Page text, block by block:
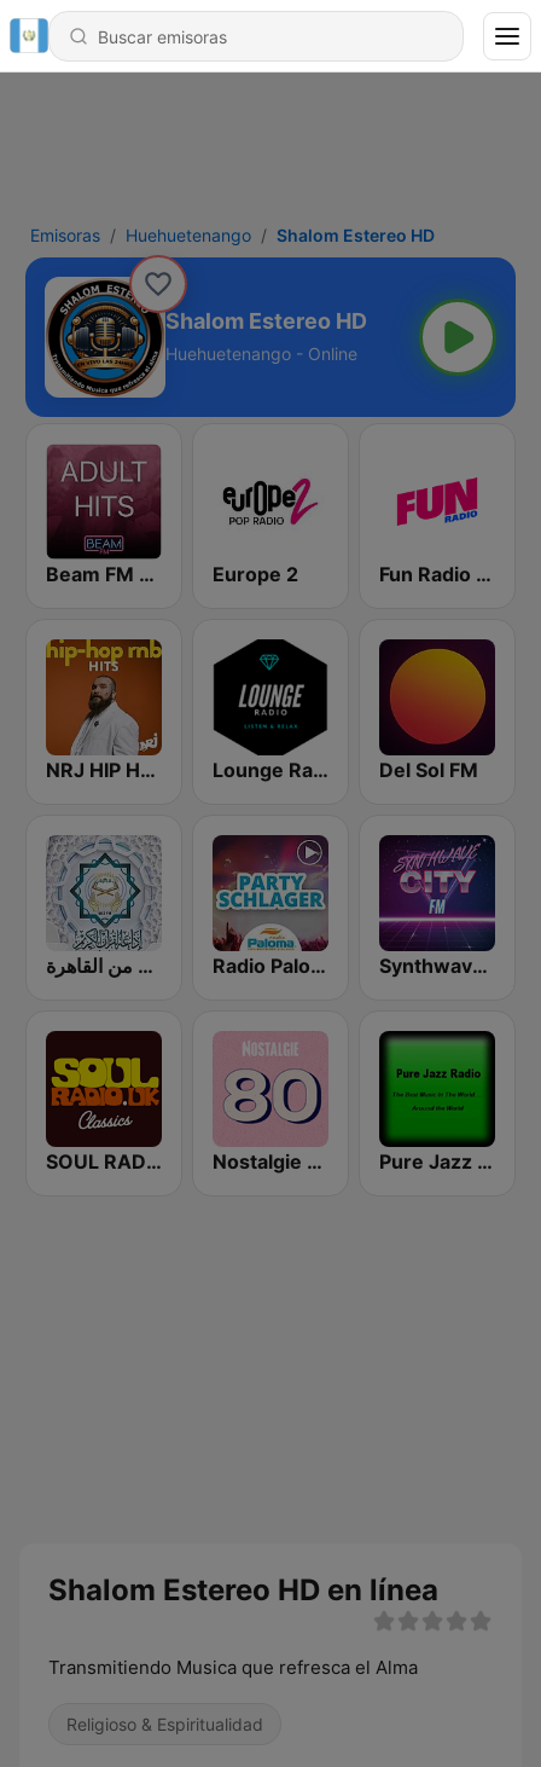
Emisoras Huehuetenango Shalom Estereo HD
Shalom Estereo HD
Huehuetenango - Online
Beam FM - Adult Hits Europe 2 Fun Radio FRANCE
NRJ HIP HOP RNB HITS Lounge Radio Del Sol FM
إذاعة القرآن الكريم من القاهرة Radio Paloma Partyschlager Synthwave City FM
SOUL RADIO Only Classic Soul Nostalgie 80 Pure Jazz Radio
Shalom Estereo HD en línea
Transmitiendo Musica que refresca el Alma
Religioso & Espiritualidad